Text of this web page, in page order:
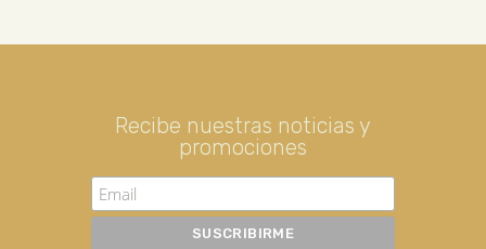
Recibe nuestras noticias y
promociones